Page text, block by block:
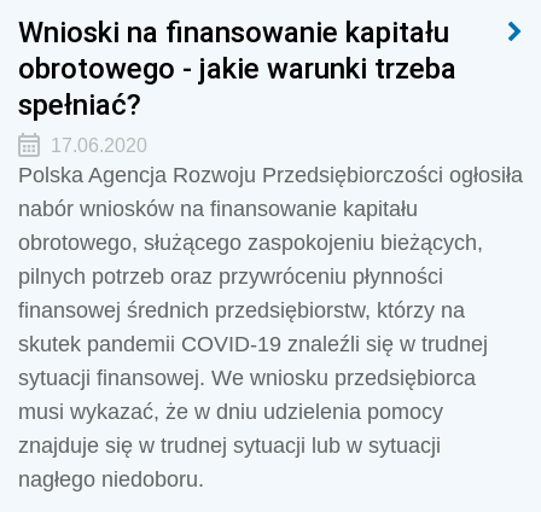
Wnioski na finansowanie kapitału
obrotowego - jakie warunki trzeba
spełniać?
17.06.2020
Polska Agencja Rozwoju Przedsiębiorczości ogłosiła
nabór wniosków na finansowanie kapitału
obrotowego, służącego zaspokojeniu bieżących,
pilnych potrzeb oraz przywróceniu płynności
finansowej średnich przedsiębiorstw, którzy na
skutek pandemii COVID-19 znaleźli się w trudnej
sytuacji finansowej. We wniosku przedsiębiorca
musi wykazać, że w dniu udzielenia pomocy
znajduje się w trudnej sytuacji lub w sytuacji
nagłego niedoboru.